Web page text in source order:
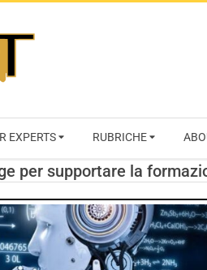
EXPERTS RUBRICHE
per supportare la